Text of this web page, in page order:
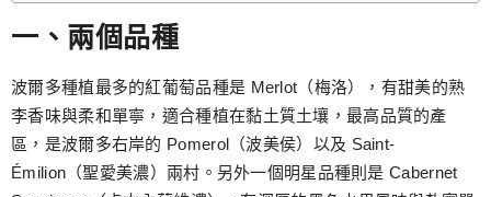
一、兩個品種
波爾多種植最多的紅葡萄品種是 Merlot（梅洛），有甜美的熟
李香味與柔和單寧，適合種植在黏土質土壤，最高品質的產
區，是波爾多右岸的 Pomerol（波美侯）以及 Saint-
Émilion（聖愛美濃）兩村。另外一個明星品種則是 Cabernet